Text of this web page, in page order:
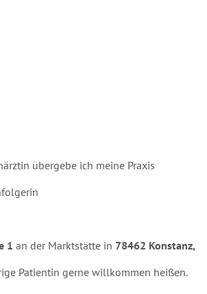
übergebe ich meine Praxis
1 an der Marktstätte in 78462 Konstanz,
Patientin gerne willkommen heißen.